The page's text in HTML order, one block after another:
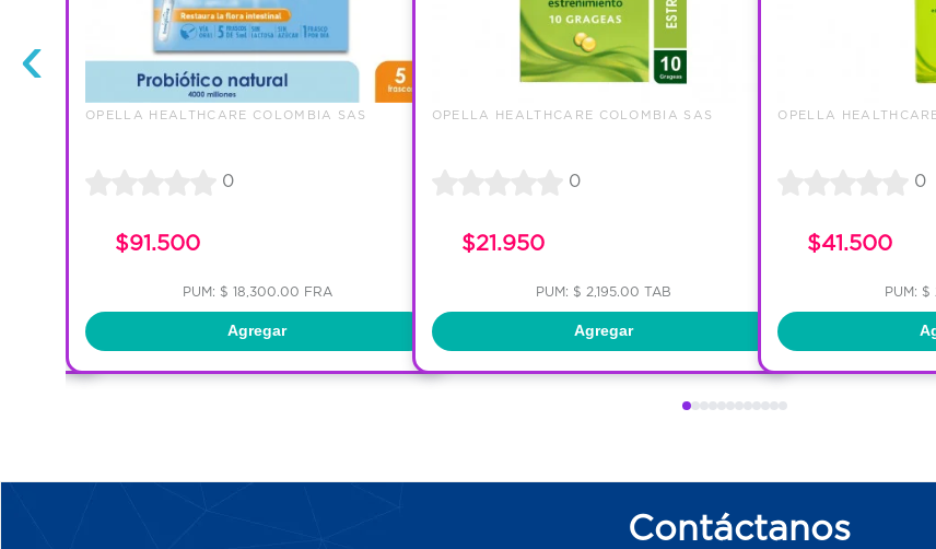
‹
OPELLA HEALTHCARE COLOMBIA SAS
0
$91.500
PUM: $ 18,300.00 FRA
Agregar
OPELLA HEALTHCARE COLOMBIA SAS
0
$21.950
PUM: $ 2,195.00 TAB
Agregar
OPELLA
0
$41.500
PUM: $
Contáctanos